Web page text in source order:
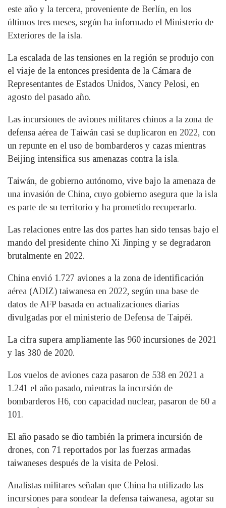
este año y la tercera, proveniente de Berlín, en los
últimos tres meses, según ha informado el Ministerio de
Exteriores de la isla.
La escalada de las tensiones en la región se produjo con
el viaje de la entonces presidenta de la Cámara de
Representantes de Estados Unidos, Nancy Pelosi, en
agosto del pasado año.
Las incursiones de aviones militares chinos a la zona de
defensa aérea de Taiwán casi se duplicaron en 2022, con
un repunte en el uso de bombarderos y cazas mientras
Beijing intensifica sus amenazas contra la isla.
Taiwán, de gobierno autónomo, vive bajo la amenaza de
una invasión de China, cuyo gobierno asegura que la isla
es parte de su territorio y ha prometido recuperarlo.
Las relaciones entre las dos partes han sido tensas bajo el
mando del presidente chino Xi Jinping y se degradaron
brutalmente en 2022.
China envió 1.727 aviones a la zona de identificación
aérea (ADIZ) taiwanesa en 2022, según una base de
datos de AFP basada en actualizaciones diarias
divulgadas por el ministerio de Defensa de Taipéi.
La cifra supera ampliamente las 960 incursiones de 2021
y las 380 de 2020.
Los vuelos de aviones caza pasaron de 538 en 2021 a
1.241 el año pasado, mientras la incursión de
bombarderos H6, con capacidad nuclear, pasaron de 60 a
101.
El año pasado se dio también la primera incursión de
drones, con 71 reportados por las fuerzas armadas
taiwaneses después de la visita de Pelosi.
Analistas militares señalan que China ha utilizado las
incursiones para sondear la defensa taiwanesa, agotar su